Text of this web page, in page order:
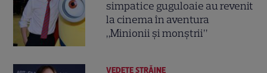
simpatice guguloaie au revenit
la cinema în aventura
„Minionii și monștrii”
VEDETE STRĂINE